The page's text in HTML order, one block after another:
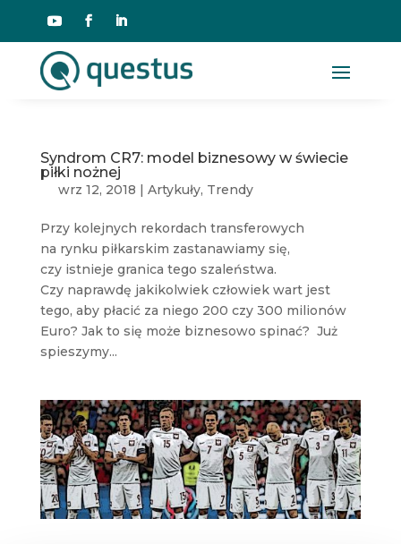
Syndrom CR7: model biznesowy w świecie
piłki nożnej
wrz 12, 2018 | Artykuły, Trendy
Przy kolejnych rekordach transferowych
na rynku piłkarskim zastanawiamy się,
czy istnieje granica tego szaleństwa.
Czy naprawdę jakikolwiek człowiek wart jest
tego, aby płacić za niego 200 czy 300 milionów
Euro? Jak to się może biznesowo spinać? Już
spieszymy...